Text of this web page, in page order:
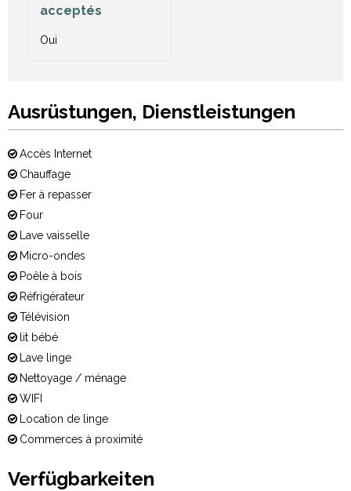
acceptés
Oui
Ausrüstungen, Dienstleistungen
Accès Internet
Chauffage
Fer à repasser
Four
Lave vaisselle
Micro-ondes
Poêle à bois
Réfrigérateur
Télévision
lit bébé
Lave linge
Nettoyage / ménage
WIFI
Location de linge
Commerces à proximité
Verfügbarkeiten